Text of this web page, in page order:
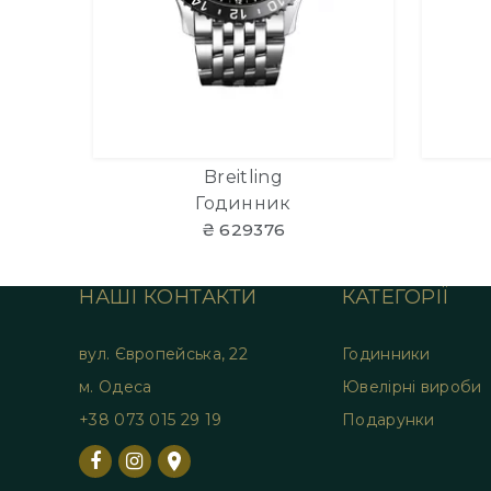
Breitling
Годинник
₴ 629376
НАШІ КОНТАКТИ
вул. Європейська, 22
м. Одеса
+38 073 015 29 19
КАТЕГОРІЇ
Годинники
Ювелірні вироби
Подарунки